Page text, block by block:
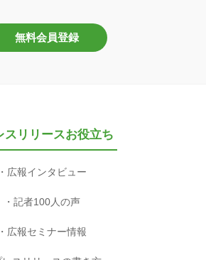
無料会員登録
スリリースお役立ち
広報インタビュー
記者100人の声
広報セミナー情報